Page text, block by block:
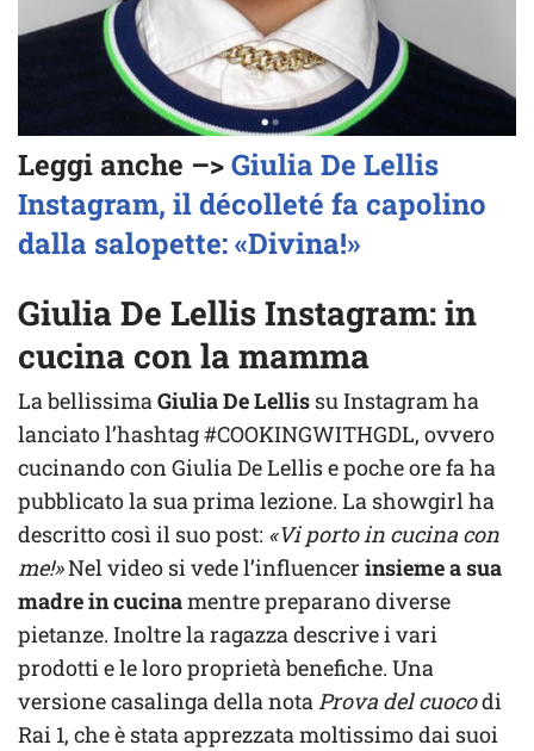
Leggi anche –>Giulia De Lellis
Instagram, il décolleté fa capolino
dalla salopette: «Divina!»
Giulia De Lellis Instagram: in
cucina con la mamma
La bellissimaGiulia De Lellis su Instagram ha
lanciato l’hashtag #COOKINGWITHGDL, ovvero
cucinando con Giulia De Lellis e poche ore fa ha
pubblicato la sua prima lezione. La showgirl ha
descritto così il suo post: «Vi porto in cucina con
me!»Nel video si vede l’influencer insieme a sua
madre in cucinamentre preparano diverse
pietanze. Inoltre la ragazza descrive i vari
prodotti e le loro proprietà benefiche. Una
versione casalinga della notaProva del cuocodi
Rai 1, che è stata apprezzata moltissimo dai suoi